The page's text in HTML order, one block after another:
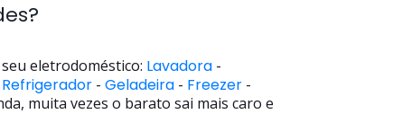
eletrodoméstico: Lavadora-
Refrigerador- Geladeira- Freezer-
muita vezes o barato sai mais caro e